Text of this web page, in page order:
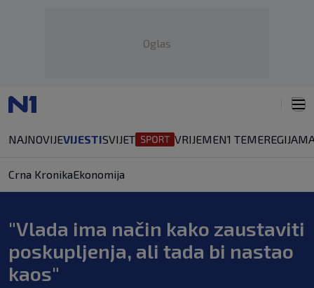
Oglas
NAJNOVIJEVIJESTISVIJET VRIJEMEN1 TEMEREGIJA
Crna KronikaEkonomija
"Vlada ima način kako zaustaviti
poskupljenja, ali tada bi nastao
kaos"